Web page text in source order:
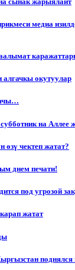
медиа
алгачкы окутуулар
на Аллее
өзү чектеп жатат?
днем печати!
под угрозой
жатат
поднялся